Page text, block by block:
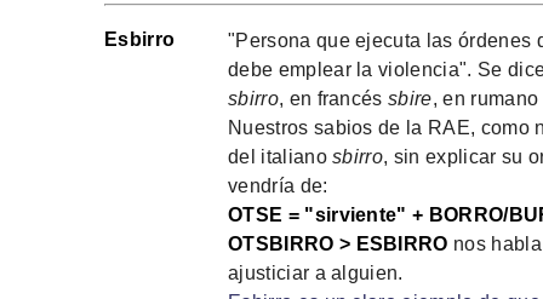
Esbirro
"Persona que ejecuta las órdenes
debe emplear la violencia". Se
sbirro, en francéssbire, en rumano
Nuestros sabios de la RAE, como
del italianosbirro, sin explicar su
vendría de:
OTSE = "sirviente" + BORRO/
OTSBIRRO > ESBIRRO nos
ajusticiar a alguien.